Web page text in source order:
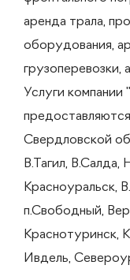
аренда трала,
оборудования,
грузоперевозки,
Услуги компании
Свердловской
В.Тагил, В.Салда,
Красноуральск,
п.Свободный,
Краснотуринск,
Ивдель,